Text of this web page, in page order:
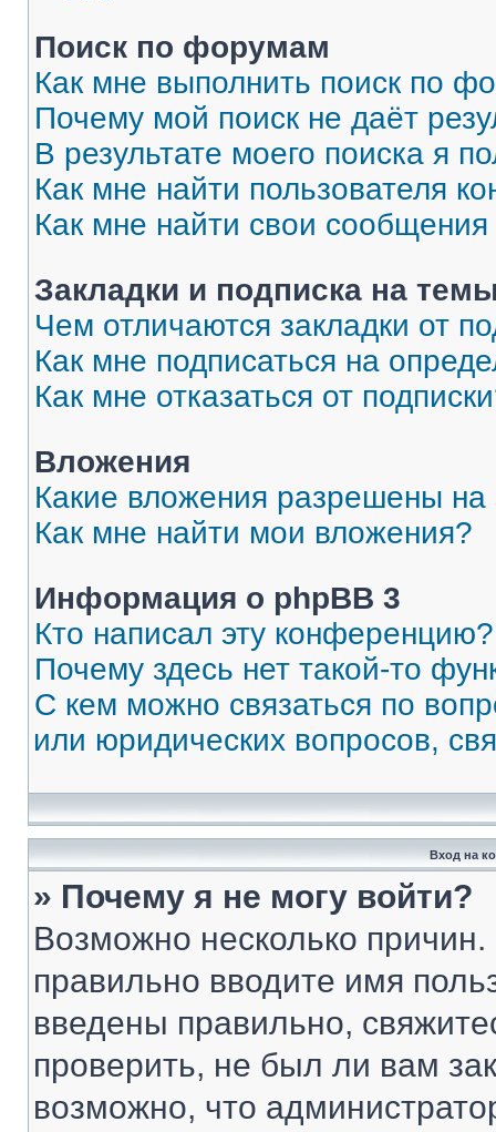
Поиск по форумам
Как мне выполнить поиск по
Почему мой поиск не даёт
В результате моего поиска я
Как мне найти пользователя
Как мне найти свои
Закладки и подписка на
Чем отличаются закладки от
Как мне подписаться на
Как мне отказаться от
Вложения
Какие вложения разрешены
Как мне найти мои вложения?
Информация о phpBB 3
Кто написал эту конференцию?
Почему здесь нет такой-то
С кем можно связаться по
или юридических вопросов,
Вход на
» Почему я не могу войти?
Возможно несколько
правильно вводите имя
введены правильно,
проверить, не был ли вам
возможно, что